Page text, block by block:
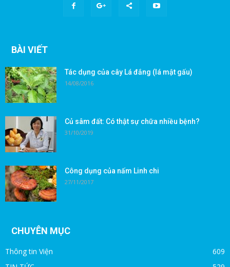
BÀI VIẾT
Tác dụng của cây Lá đắng (lá mật gấu)
14/08/2016
Củ sâm đất: Có thật sự chữa nhiều bệnh?
31/10/2019
Công dụng của nấm Linh chi
27/11/2017
CHUYÊN MỤC
Thông tin Viện
609